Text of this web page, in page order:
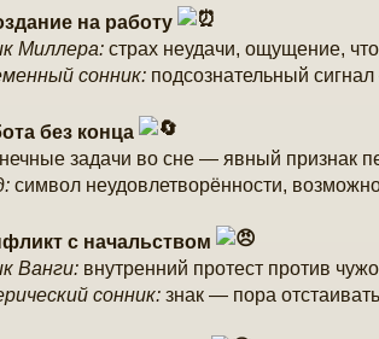
на работу
Миллера: страх неудачи, ощущение,
сонник: подсознательный
без конца
задачи во сне — явный признак
символ неудовлетворённости,
с начальством
Ванги: внутренний протест против
сонник: знак — пора